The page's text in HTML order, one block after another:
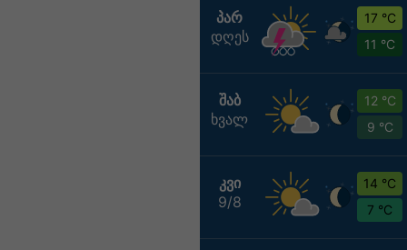
ᲞᲐᲠ
დღეს
17 °C
11 °C
ᲨᲐᲑ
ხვალ
12 °C
9 °C
ᲙᲕᲘ
9/8
14 °C
7 °C